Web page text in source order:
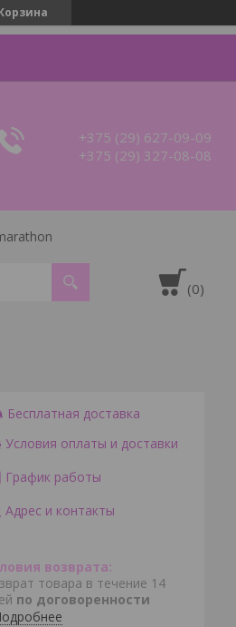
+375 (29) 627-09-09
+375 (29) 327-08-08
Бесплатная доставка
Условия оплаты и доставки
График работы
Адрес и контакты
товара в течение 14
по договоренности